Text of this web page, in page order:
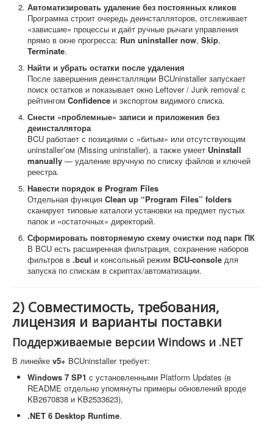
Автоматизировать удаление без постоянных кликов
Программа строит очередь деинсталляторов, отслеживает
«зависшие» процессы и даёт ручные рычаги управления
прямо в окне прогресса: Run uninstaller now, Skip,
Terminate.
Найти и убрать остатки после удаления
После завершения деинсталляции BCUninstaller запускает
поиск остатков и показывает окно Leftover / Junk removal с
рейтингом Confidence и экспортом видимого списка.
Снести «проблемные» записи и приложения без
деинсталлятора
BCU работает с позициями с «битым» или отсутствующим
uninstaller’ом (Missing uninstaller), а также умеет Uninstall
manually — удаление вручную по списку файлов и ключей
реестра.
Навести порядок в Program Files
Отдельная функция Clean up “Program Files” folders
сканирует типовые каталоги установки на предмет пустых
папок и «остаточных» директорий.
Сформировать повторяемую схему очистки под парк ПК
В BCU есть расширенная фильтрация, сохранение наборов
фильтров в .bcul и консольный режим BCU-console для
запуска по спискам в скриптах/автоматизации.
2) Совместимость, требования,
лицензия и варианты поставки
Поддерживаемые версии Windows и .NET
В линейке v5+ BCUninstaller требует:
Windows 7 SP1 с установленными Platform Updates (в
README отдельно упомянуты примеры обновлений вроде
KB2670838 и KB2533623),
.NET 6 Desktop Runtime.